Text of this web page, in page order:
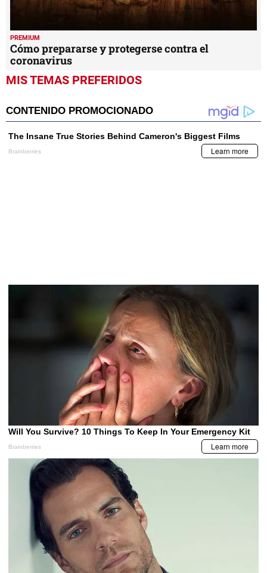
PREMIUM
Cómo prepararse y protegerse contra el
coronavirus
MIS TEMAS PREFERIDOS